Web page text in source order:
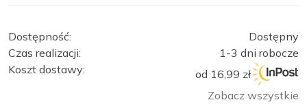
Dostępność:
Dostępny
Czas realizacji:
1-3 dni robocze
Koszt dostawy:
od 16,99 zł
Zobacz wszystkie